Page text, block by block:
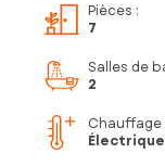
Pièces :
7
Salles de
2
Chauffage